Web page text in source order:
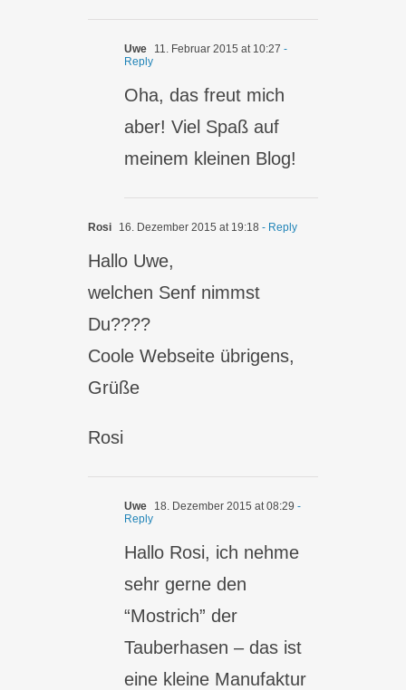
Uwe 11. Februar 2015 at 10:27 -
Reply
Oha, das freut mich
aber! Viel Spaß auf
meinem kleinen Blog!
Rosi 16. Dezember 2015 at 19:18 - Reply
Hallo Uwe,
welchen Senf nimmst
Du????
Coole Webseite übrigens,
Grüße
Rosi
Uwe 18. Dezember 2015 at 08:29 -
Reply
Hallo Rosi, ich nehme
sehr gerne den
“Mostrich” der
Tauberhasen – das ist
eine kleine Manufaktur